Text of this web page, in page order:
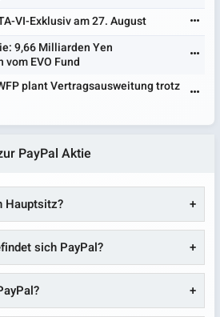
VI-Exklusiv am 27. August
9,66 Milliarden Yen
EVO Fund
plant Vertragsausweitung trotz
PayPal Aktie
Hauptsitz?
sich PayPal?